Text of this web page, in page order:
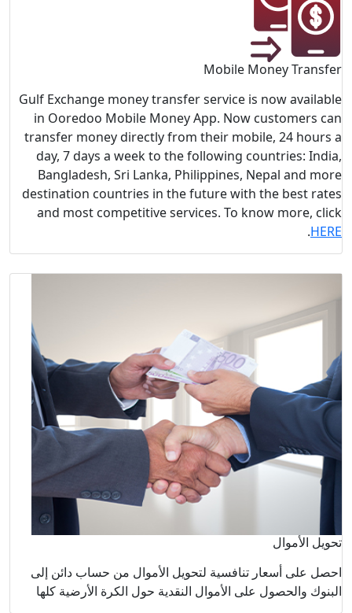
Gulf
in
transfer
day, 7
and
دائن إلى
كلها